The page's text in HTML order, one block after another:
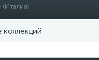
коллекций